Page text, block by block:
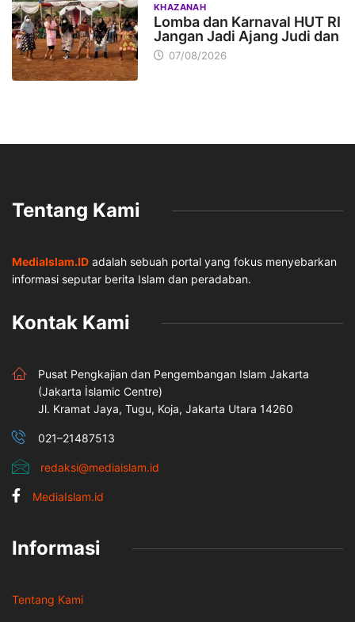
KHAZANAH
Lomba dan Karnaval HUT RI
Jangan Jadi Ajang Judi dan
07/08/2026
Tentang Kami
MediaIslam.ID adalah sebuah portal yang fokus menyebarkan
informasi seputar berita Islam dan peradaban.
Kontak Kami
Pusat Pengkajian dan Pengembangan Islam Jakarta
(Jakarta İslamic Centre)
Jl. Kramat Jaya, Tugu, Koja, Jakarta Utara 14260
021–21487513
redaksi@mediaislam.id
MediaIslam.id
Informasi
Tentang Kami